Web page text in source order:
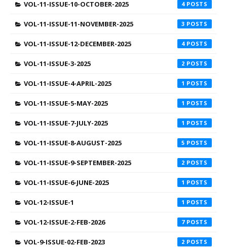
VOL-11-ISSUE-10-OCTOBER-2025 4
VOL-11-ISSUE-11-NOVEMBER-2025 3
VOL-11-ISSUE-12-DECEMBER-2025 4
VOL-11-ISSUE-3-2025 2
VOL-11-ISSUE-4-APRIL-2025 1
VOL-11-ISSUE-5-MAY-2025 1
VOL-11-ISSUE-7-JULY-2025 1
VOL-11-ISSUE-8-AUGUST-2025 5
VOL-11-ISSUE-9-SEPTEMBER-2025 2
VOL-11-ISSUE-6-JUNE-2025 1
VOL-12-ISSUE-1 1
VOL-12-ISSUE-2-FEB-2026 7
VOL-9-ISSUE-02-FEB-2023 2